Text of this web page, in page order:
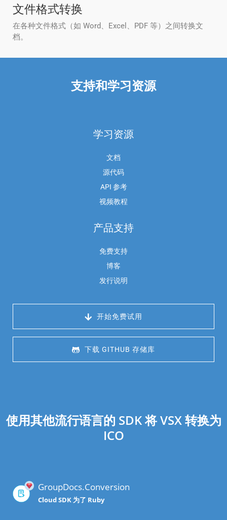
文件格式转换
在各种文件格式（如 Word、Excel、PDF 等）之间转换文
档。
支持和学习资源
学习资源
文档
源代码
API 参考
视频教程
产品支持
免费支持
博客
发行说明
开始免费试用
下载 GITHUB 存储库
使用其他流行语言的 SDK 将 VSX 转换为
ICO
GroupDocs.Conversion
Cloud SDK 为了 Ruby